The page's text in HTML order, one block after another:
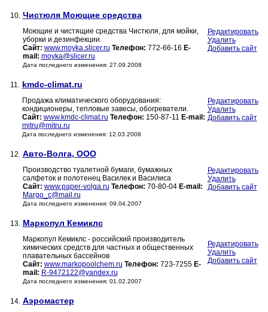
10. Чистюля Моющие средства
Моющие и чистящие средства Чистюля, для мойки,
уборки и дезинфекции.
Сайт: www.moyka.slicer.ru Телефон: 772-66-16 E-
mail: moyka@slicer.ru
Дата последнего изменения: 27.09.2008
Редактировать
Удалить
Добавить сайт
11. kmdc-climat.ru
Продажа климатического оборудования:
кондиционеры, тепловые завесы, обогреватели.
Сайт: www.kmdc-climat.ru Телефон: 150-87-11 E-mail:
mitru@mitru.ru
Дата последнего изменения: 12.03.2008
Редактировать
Удалить
Добавить сайт
12. Авто-Волга, ООО
Производство туалетной бумаги, бумажных
салфеток и полотенец Василек и Василиса
Сайт: www.paper-volga.ru Телефон: 70-80-04 E-mail:
Margo_c@mail.ru
Дата последнего изменения: 09.04.2007
Редактировать
Удалить
Добавить сайт
13. Маркопул Кемиклс
Маркопул Кемиклс - российский производитель
химических средств для частных и общественных
плавательных бассейнов
Сайт: www.markopoolchem.ru Телефон: 723-7255 E-
mail: R-9472122@yandex.ru
Дата последнего изменения: 01.02.2007
Редактировать
Удалить
Добавить сайт
14. Аэромастер